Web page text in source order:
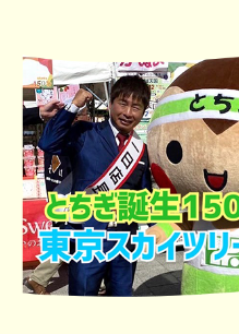
「週刊 なるほど！ニッポン
「週刊なるほど！ニッポン」
る「子育てに優しい新潟県」
日（月）ニッポン放送地下２
した。会場には応募フォーム
のまま新潟県公式YouTubeチ
企画です。
子育てのベテラン横澤夏子と
潟育ちの同級生。「ファミリ
ーマに、子育ての楽しさ、大
の役割まで、子育ての話と新